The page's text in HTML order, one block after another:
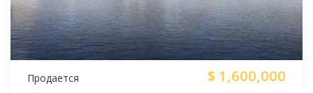
Продается $ 1,600,000